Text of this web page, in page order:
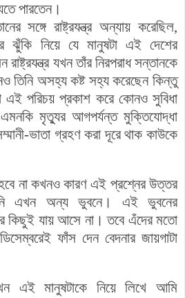
পারতেন।
সঙ্গে রাষ্ট্রযন্ত্র অন্যায় করেছিল,
ঝুঁকি নিয়ে যে মানুষটা এই দেশের
রাষ্ট্রযন্ত্র যখন তাঁর নিরপরাধ সন্তানকে
তিনি অসহ্য কষ্ট সহ্য করেছেন কিন্তু
পরিচয় প্রকাশ করে কোনও সুবিধা
এমনকি মৃত্যুর আগপর্যন্ত মুক্তিযোদ্ধা
ভাতা গ্রহণ করা দূরে থাক কাউকে
না কখনও কারণ এই প্রশ্নের উত্তর
এখন অন্য ভুবনে। এই ভুবনের
কিছুই যায় আসে না। তবে এঁদের মতো
ফাঁস দেন বেদনার জায়গাটা
এই মানুষটাকে নিয়ে লিখে আমি